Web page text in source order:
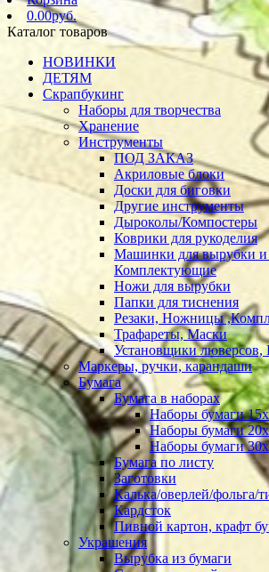
0.00руб.
Каталог товаров
НОВИНКИ
ДЕТЯМ
Скрапбукинг
Наборы для творчества
Хранение
Инструменты
ПОД ЗАКАЗ
Акриловые блоки
Доски для биговки
Другие инструменты
Дыроколы/Компостеры
Коврики для рукоделия
Машинки для вырубки и
Комплектующие
Ножи для вырубки
Папки для тиснения
Резаки, Ножницы
Трафареты, Маски
Установщики
Маркеры, ручки, карандаши
Бумага
Бумага в наборах
Наборы бумаги
Наборы бумаги
Наборы бумаги
Бумага по листу
Заготовки
Калька/оверлей/фольга/
Кардсток
Пивной картон, крафт
Украшения
Вырубка из бумаги